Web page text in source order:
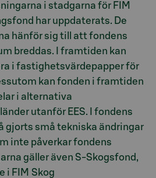
i stadgarna för FIM
har uppdaterats. De
hänför sig till att fondens
breddas. I framtiden kan
i fastighetsvärdepapper för
kan fonden i framtiden
i alternativa
utanför EES. I fondens
gjorts små tekniska ändringar
inte påverkar fondens
gäller även S-Skogsfond,
i FIM Skog